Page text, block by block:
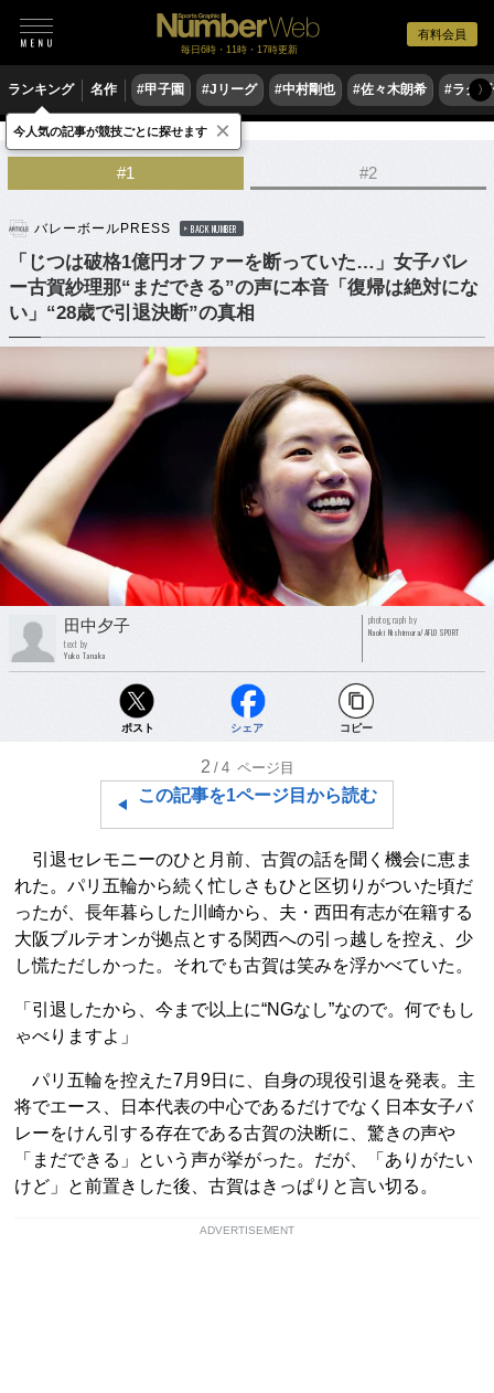
有料会員
毎日6時・11時・17時更新
ランキング 名作 #甲子園 #Jリーグ #中村剛也 #佐々木朗希 #ラグ〉
バレーボール SVリーグ
#1 #2
バレーボールPRESS BACK NUMBER
「じつは破格1億円オファーを断っていた…」女子バレ
ー古賀紗理那“まだできる”の声に本音「復帰は絶対にな
い」“28歳で引退決断”の真相
田中夕子
text by
Yuko Tanaka
photograph by
Naoki Nishimura/AFLO SPORT
ポスト シェア コピー
2 /4 ページ目
この記事を1ページ目から読む
引退セレモニーのひと月前、古賀の話を聞く機会に恵ま
れた。パリ五輪から続く忙しさもひと区切りがついた頃だ
ったが、長年暮らした川崎から、夫・西田有志が在籍する
大阪ブルテオンが拠点とする関西への引っ越しを控え、少
し慌ただしかった。それでも古賀は笑みを浮かべていた。
「引退したから、今まで以上に“NGなし”なので。何でもし
ゃべりますよ」
パリ五輪を控えた7月9日に、自身の現役引退を発表。主
将でエース、日本代表の中心であるだけでなく日本女子バ
レーをけん引する存在である古賀の決断に、驚きの声や
「まだできる」という声が挙がった。だが、「ありがたい
けど」と前置きした後、古賀はきっぱりと言い切る。
ADVERTISEMENT
今人気の記事が競技ごとに探せます ×